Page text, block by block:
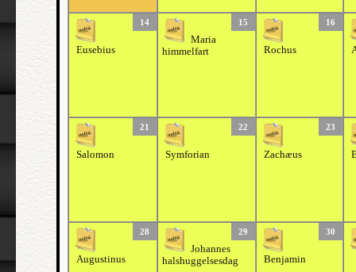
14
Eusebius
15
Maria
himmelfart
16
Rochus
21
Salomon
22
Symforian
23
Zachæus
28
Augustinus
29
Johannes
halshuggelsesdag
30
Benjamin